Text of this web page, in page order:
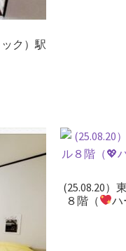
ク）駅
(25.08.20）
８階（
ハ